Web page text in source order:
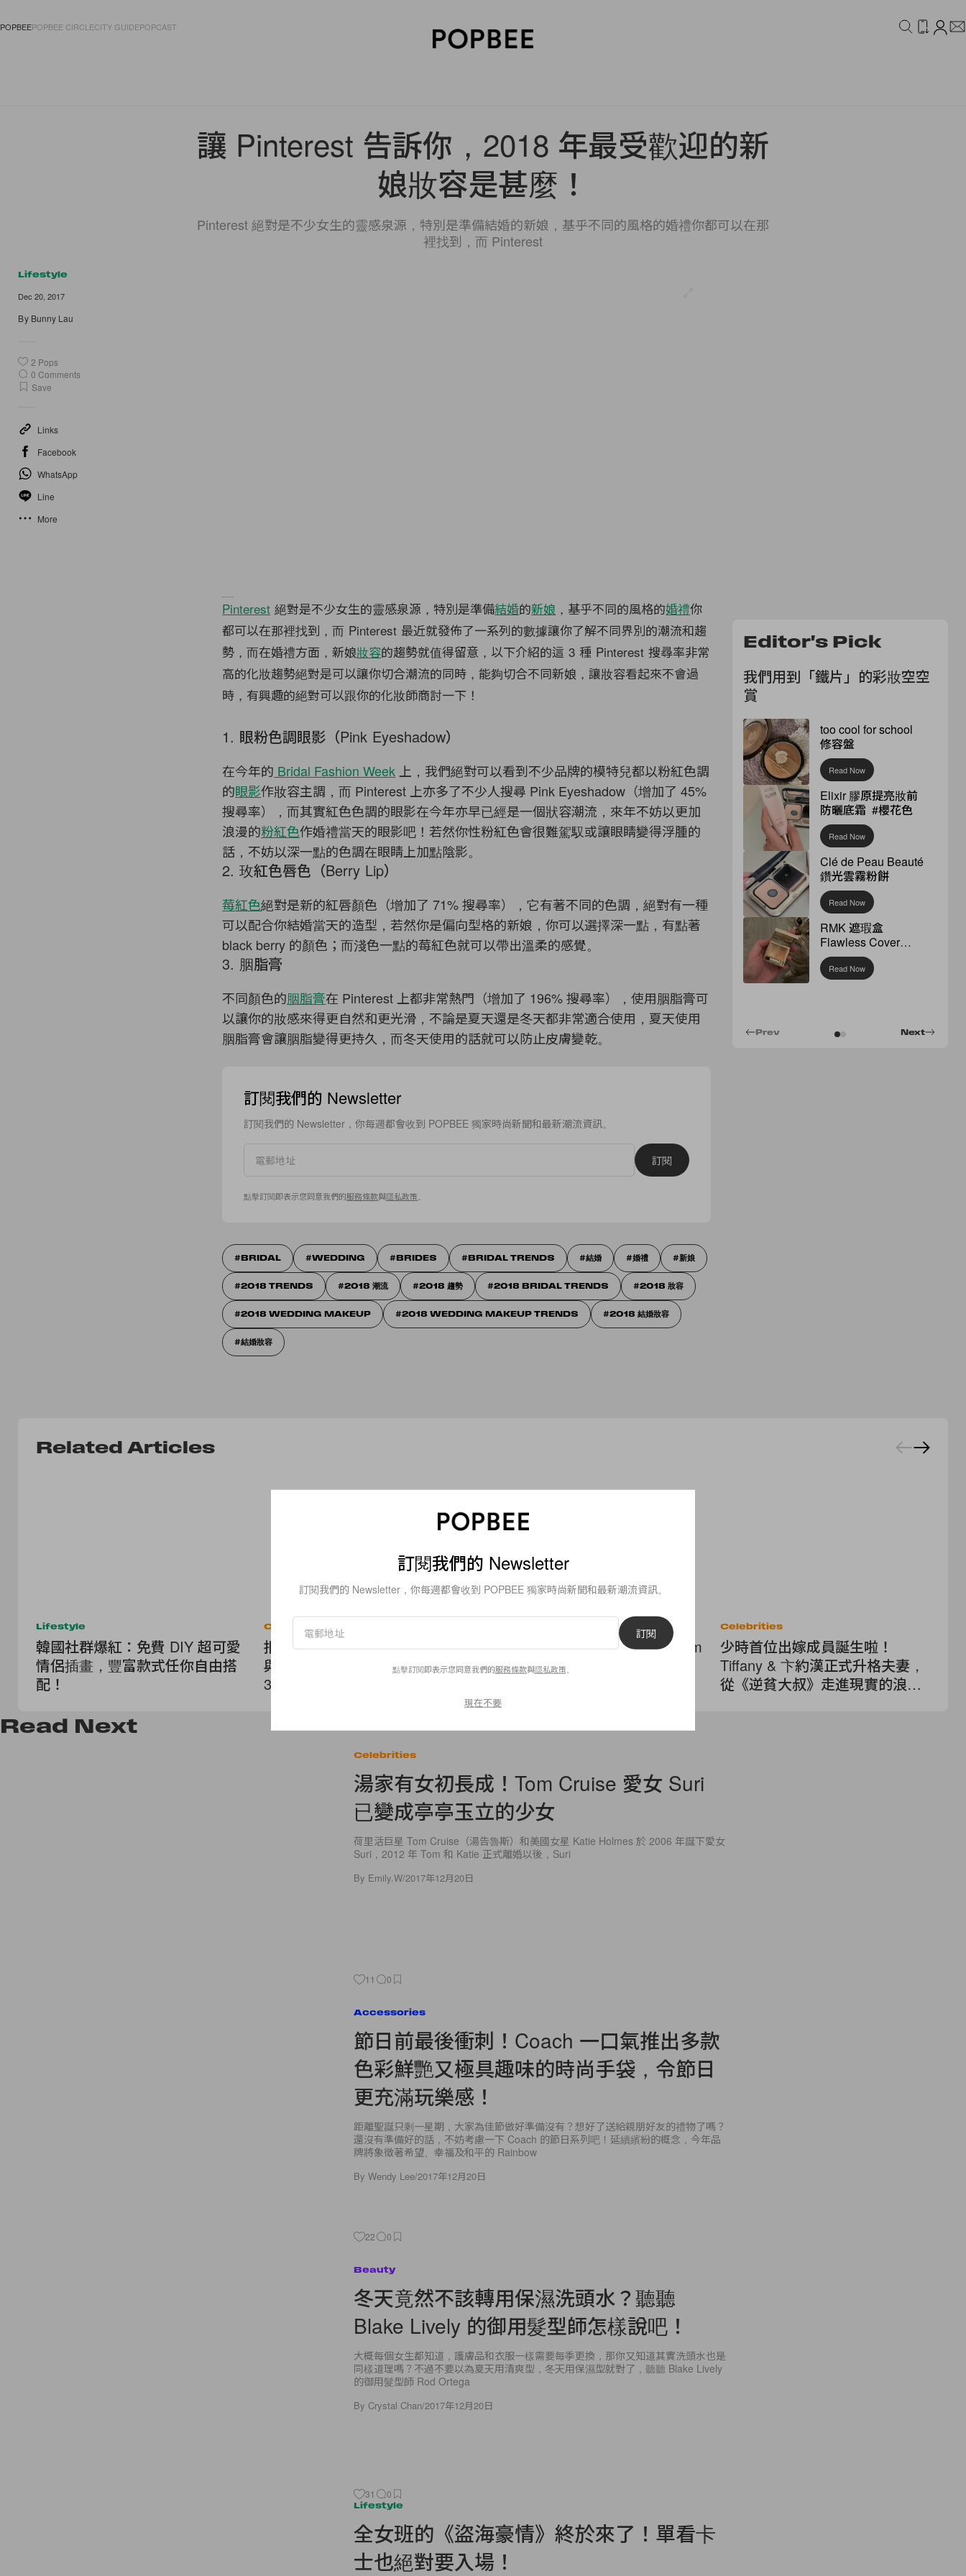
POPBEEPOPBEE CIRCLECITY GUIDEPOPCAST
讓 Pinterest 告訴你，2018 年最受歡迎的新
娘妝容是甚麼！
Pinterest 絕對是不少女生的靈感泉源，特別是準備結婚的新娘，基乎不同的風格的婚禮你都可以在那
裡找到，而 Pinterest
Lifestyle
Dec 20, 2017
By Bunny Lau
2 Pops
0 Comments
Save
Links
Facebook
WhatsApp
Line
More
Pinterest 絕對是不少女生的靈感泉源，特別是準備結婚的新娘 ，基乎不同的風格的婚禮你
都可以在那裡找到，而 Pinterest 最近就發佈了一系列的數據讓你了解不同界別的潮流和趨
勢，而在婚禮方面，新娘妝容的趨勢就值得留意，以下介紹的這 3 種 Pinterest 搜尋率非常
高的化妝趨勢絕對是可以讓你切合潮流的同時，能夠切合不同新娘，讓妝容看起來不會過
時，有興趣的絕對可以跟你的化妝師商討一下！
1. 眼粉色調眼影（Pink Eyeshadow）
在今年的 Bridal Fashion Week 上，我們絕對可以看到不少品牌的模特兒都以粉紅色調
的眼影作妝容主調，而 Pinterest 上亦多了不少人搜尋 Pink Eyeshadow（增加了 45%
搜尋率），而其實紅色色調的眼影在今年亦早已經是一個狀容潮流，來年不妨以更加
浪漫的粉紅色作婚禮當天的眼影吧！若然你性粉紅色會很難駕馭或讓眼睛變得浮腫的
話，不妨以深一點的色調在眼睛上加點陰影。
2. 玫紅色唇色（Berry Lip）
莓紅色絕對是新的紅唇顏色（增加了 71% 搜尋率），它有著不同的色調，絕對有一種
可以配合你結婚當天的造型，若然你是偏向型格的新娘，你可以選擇深一點，有點著
black berry 的顏色；而淺色一點的莓紅色就可以帶出溫柔的感覺。
3. 胭脂膏
不同顏色的胭脂膏在 Pinterest 上都非常熱門（增加了 196% 搜尋率），使用胭脂膏可
以讓你的妝感來得更自然和更光滑，不論是夏天還是冬天都非常適合使用，夏天使用
胭脂膏會讓胭脂變得更持久，而冬天使用的話就可以防止皮膚變乾。
訂閱我們的 Newsletter
訂閱我們的 Newsletter，你每週都會收到 POPBEE 獨家時尚新聞和最新潮流資訊。
訂閱
點擊訂閱即表示您同意我們的服務條款與隱私政策
BRIDAL WEDDING BRIDES BRIDAL TRENDS 結婚 婚禮 新娘
2018 TRENDS 2018 潮流 2018 趨勢 2018 BRIDAL TRENDS 2018 妝容
2018 WEDDING MAKEUP 2018 WEDDING MAKEUP TRENDS 2018 結婚妝容
結婚妝容
Editor's Pick
我們用到「鐵片」的彩妝空空
賞
too cool for school
修容盤
Read Now
Elixir 膠原提亮妝前
防曬底霜 #櫻花色
Read Now
Clé de Peau Beauté
鑽光雲霧粉餅
Read Now
RMK 遮瑕盒
Flawless Cover
Concealer
Read Now
Next
Prev
Related Articles
Lifestyle
韓國社群爆紅：免費 DIY 超可愛
情侶插畫，豐富款式任你自由搭
配！
Celebrities
拒絕把婚禮變秀場：Taylor Swift
與 Travis Kelce 婚禮傳卡關，這
3 位「巨星好友」竟被踢出名
Dua Lipa 正式結婚了！與 Callum
Turner 倫敦低調完婚，白色西裝
Celebrities
少時首位出嫁成員誕生啦！
Tiffany & 卞約漢正式升格夫妻，
從《逆貧大叔》走進現實的浪漫
Read Next
Celebrities
湯家有女初長成！Tom Cruise 愛女 Suri
已變成亭亭玉立的少女
荷里活巨星 Tom Cruise（湯告魯斯）和美國女星 Katie Holmes 於 2006 年誕下愛女
Suri，2012 年 Tom 和 Katie 正式離婚以後，Suri
By Emily.W/2017年12月20日
11 0
Accessories
節日前最後衝刺！Coach 一口氣推出多款
色彩鮮艷又極具趣味的時尚手袋，令節日
更充滿玩樂感！
距離聖誕只剩一星期，大家為佳節做好準備沒有？想好了送給親朋好友的禮物了嗎？
還沒有準備好的話，不妨考慮一下 Coach 的節日系列吧！延續繽紛的概念，今年品
牌將象徵著希望、幸福及和平的 Rainbow
By Wendy Lee/2017年12月20日
22 0
Beauty
冬天竟然不該轉用保濕洗頭水？聽聽
Blake Lively 的御用髮型師怎樣說吧！
大概每個女生都知道，護膚品和衣服一樣需要每季更換，那你又知道其實洗頭水也是
同樣道理嗎？不過不要以為夏天用清爽型，冬天用保濕型就對了，聽聽 Blake Lively
的御用髮型師 Rod Ortega
By Crystal Chan/2017年12月20日
31 0
Lifestyle
全女班的《盜海豪情》終於來了！單看卡
士也絕對要入場！
訂閱我們的 Newsletter
訂閱我們的 Newsletter，你每週都會收到 POPBEE 獨家時尚新聞和最新潮流資訊。
訂閱
點擊訂閱即表示您同意我們的服務條款與隱私政策
現在不要